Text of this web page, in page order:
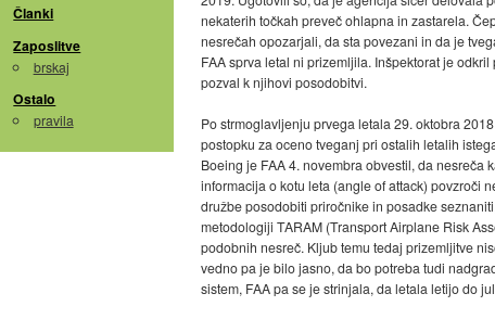
Članki
Zaposlitve
brskaj
Ostalo
pravila
nekaterih točkah preveč ohlapna in zastarela.
nesrečah opozarjali, da sta povezani in da je
FAA sprva letal ni prizemljila. Inšpektorat je
pozval k njihovi posodobitvi.
Po strmoglavljenju prvega letala 29. oktobra
postopku za oceno tveganj pri ostalih letalih
Boeing je FAA 4. novembra obvestil, da
informacija o kotu leta (angle of attack) povzroči
družbe posodobiti priročnike in posadke
metodologiji TARAM (Transport Airplane Risk
podobnih nesreč. Kljub temu tedaj prizemljitve
vedno pa je bilo jasno, da bo potreba tudi
sistem, FAA pa se je strinjala, da letala letijo do